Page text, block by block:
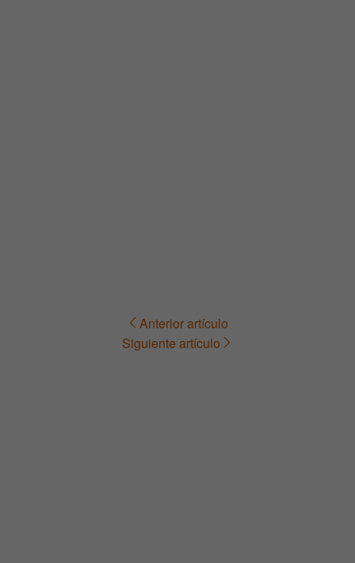
Navegación Anterior artículo
Siguiente artículo